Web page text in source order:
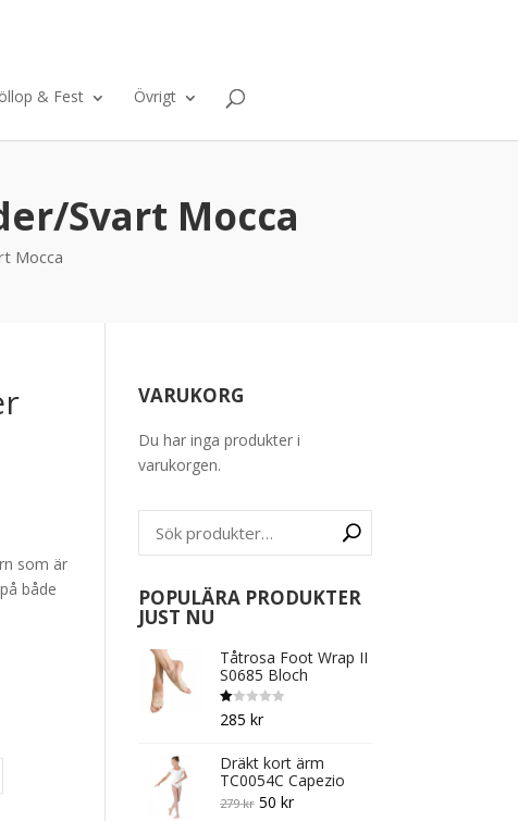
& Fest Övrigt
Svart Mocca
Mocca
som är
både
VARUKORG
Du har inga produkter i
varukorgen.
POPULÄRA PRODUKTER
JUST NU
Tåtrosa Foot Wrap II
S0685 Bloch
B
et
s
att
1.
0
0
285 kr
Dräkt kort ärm
TC0054C Capezio
279kr Original
50 krCurrent